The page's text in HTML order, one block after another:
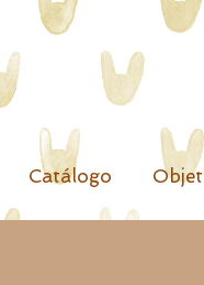
Catálogo